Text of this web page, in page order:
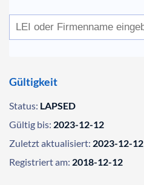
Gültigkeit
Status: LAPSED
Gültig bis: 2023-12-12
Zuletzt aktualisiert: 2023-12-12
Registriert am: 2018-12-12